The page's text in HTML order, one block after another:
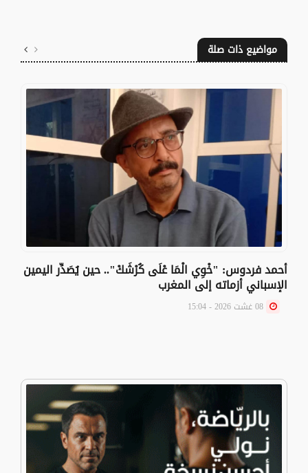
مواضيع ذات صلة
أحمد فردوس: "خْوِي الْمَا عْلَى كُرْشَكْ".. حين يُصَدِّر اليمين
الإسباني أزماته إلى المغرب